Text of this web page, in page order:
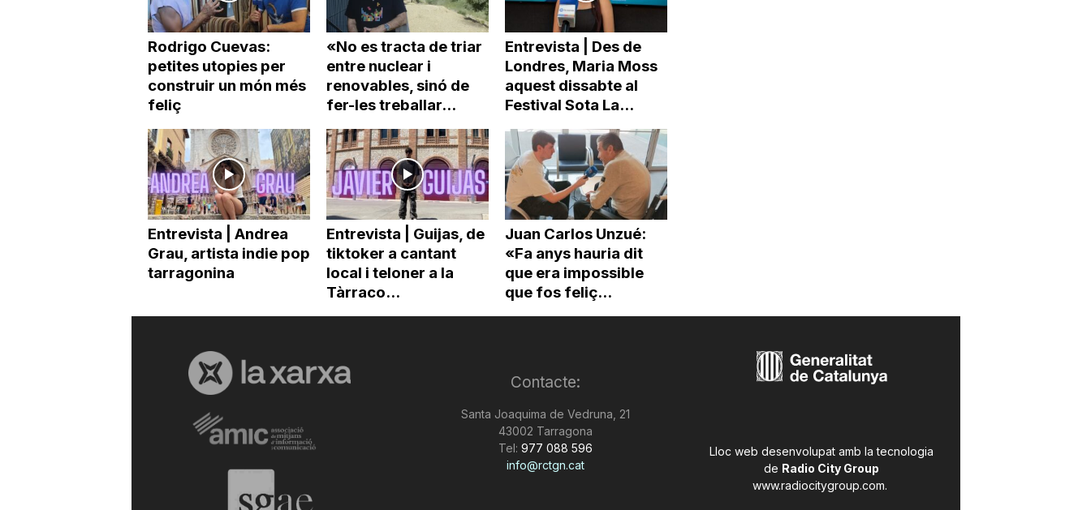
Rodrigo Cuevas:
petites utopies per
construir un món més
feliç
«No es tracta de triar
entre nuclear i
renovables, sinó de
fer-les treballar...
Entrevista | Des de
Londres, Maria Moss
aquest dissabte al
Festival Sota La...
Entrevista | Andrea
Grau, artista indie pop
tarragonina
Entrevista | Guijas, de
tiktoker a cantant
local i teloner a la
Tàrraco...
Juan Carlos Unzué:
«Fa anys hauria dit
que era impossible
que fos feliç...
Contacte:
Santa Joaquima de Vedruna, 21
43002 Tarragona
Tel: 977 088 596
info@rctgn.cat
Lloc web desenvolupat amb la tecnologia
de Radio City Group
www.radiocitygroup.com.